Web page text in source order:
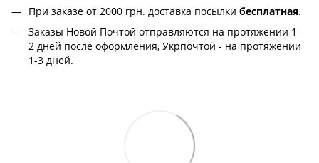
При заказе от 2000 грн. доставка посылки бесплатная.
Заказы Новой Почтой отправляются на протяжении 1-
2 дней после оформления, Укрпочтой - на протяжении
1-3 дней.